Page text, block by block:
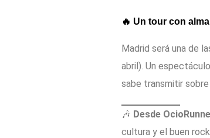
🔥 Un tour con
Madrid será una de
abril). Un
sabe transmitir sobre
🎶 Desde
cultura y el buen